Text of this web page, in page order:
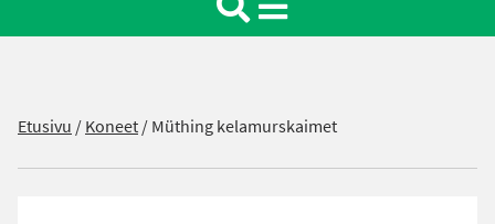
Etusivu /Koneet/Müthing kelamurskaimet